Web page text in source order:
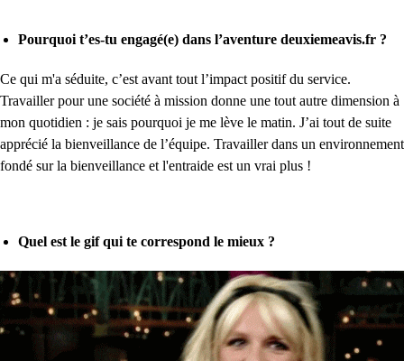
Pourquoi t’es-tu engagé(e) dans l’aventure deuxiemeavis.fr ?
Ce qui m'a séduite, c’est avant tout l’impact positif du service.
Travailler pour une société à mission donne une tout autre dimension à
mon quotidien : je sais pourquoi je me lève le matin. J’ai tout de suite
apprécié la bienveillance de l’équipe. Travailler dans un environnement
fondé sur la bienveillance et l'entraide est un vrai plus !
Quel est le gif qui te correspond le mieux ?